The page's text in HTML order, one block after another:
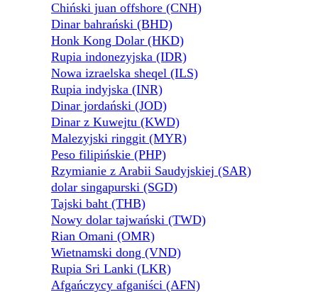
Chiński juan offshore (CNH)
Dinar bahrański (BHD)
Honk Kong Dolar (HKD)
Rupia indonezyjska (IDR)
Nowa izraelska sheqel (ILS)
Rupia indyjska (INR)
Dinar jordański (JOD)
Dinar z Kuwejtu (KWD)
Malezyjski ringgit (MYR)
Peso filipińskie (PHP)
Rzymianie z Arabii Saudyjskiej (SAR)
dolar singapurski (SGD)
Tajski baht (THB)
Nowy dolar tajwański (TWD)
Rian Omani (OMR)
Wietnamski dong (VND)
Rupia Sri Lanki (LKR)
Afgańczycy afganiści (AFN)